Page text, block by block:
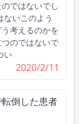
ではないでし
ないこのよう
考えるのかを
のではないで
い
2020/2/11
倒した患者